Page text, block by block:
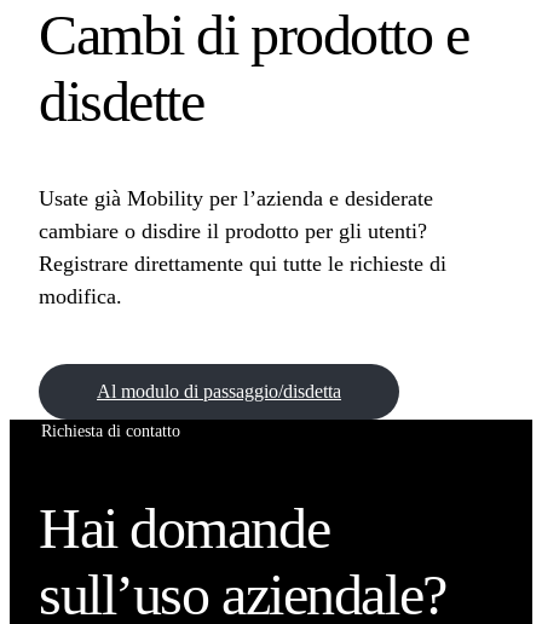
Cambi di prodotto e
disdette
Usate già Mobility per l’azienda e desiderate
cambiare o disdire il prodotto per gli utenti?
Registrare direttamente qui tutte le richieste di
modifica.
Al modulo di passaggio/disdetta
Richiesta di contatto
Hai domande
sull’uso aziendale?